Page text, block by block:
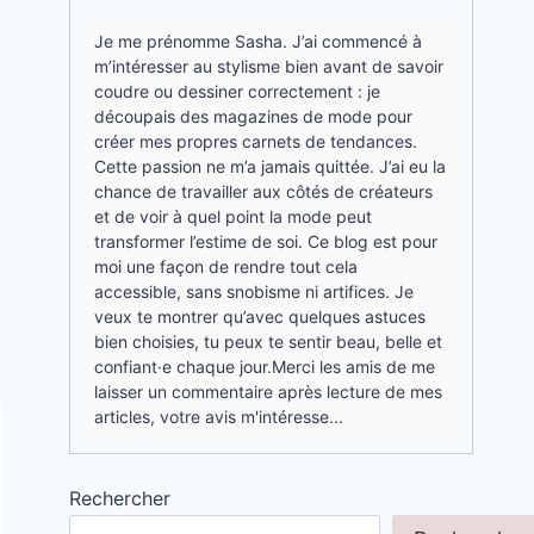
Je me prénomme Sasha. J’ai commencé à
m’intéresser au stylisme bien avant de savoir
coudre ou dessiner correctement : je
découpais des magazines de mode pour
créer mes propres carnets de tendances.
Cette passion ne m’a jamais quittée. J’ai eu la
chance de travailler aux côtés de créateurs
et de voir à quel point la mode peut
transformer l’estime de soi. Ce blog est pour
moi une façon de rendre tout cela
accessible, sans snobisme ni artifices. Je
veux te montrer qu’avec quelques astuces
bien choisies, tu peux te sentir beau, belle et
confiant·e chaque jour.Merci les amis de me
laisser un commentaire après lecture de mes
articles, votre avis m'intéresse...
Rechercher